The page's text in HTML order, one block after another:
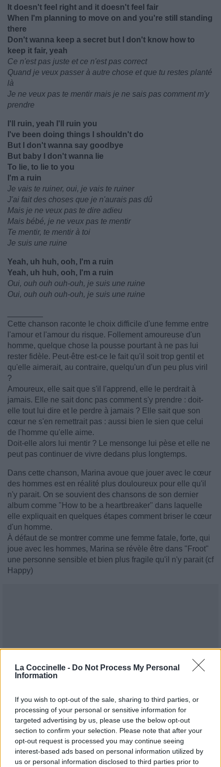
La Coccinelle - Do Not Process My Personal
Information
If you wish to opt-out of the sale, sharing to third parties, or
processing of your personal or sensitive information for
targeted advertising by us, please use the below opt-out
section to confirm your selection. Please note that after your
opt-out request is processed you may continue seeing
interest-based ads based on personal information utilized by
us or personal information disclosed to third parties prior to
It doesn't feel right and it doesn't feel fair
When I'm planning to move on and you're still standing
there
Don't wanna keep a secret but I don't know how to
keep it fair, yeah
Ce n'est pas juste et ce n'est pas correct
Quand je veux passer à autre chose et que tu restes planté
là
Je ne veux pas te mentir mais je ne sais pas comment m'y
prendre
I'll ruin, yeah I'll ruin you
I've been doing things I shouldn't do
But I don't wanna say goodbye
But baby I don't wanna lie
To lie, to lie to you
I'm a ruin
Je vais te ruiner, oui, je vais te ruiner
J'ai fait des choses que je n'aurais pas dû
Mais je ne veux pas te dire adieu
Mais bébé, je ne veux pas te mentir
Te mentir, te mentir à toi
Je suis une ruine
Yeah, uh huh, ooh, I'm a ruin
Yeah, uh huh, ooh, I'm a ruin
Oui, ouh ouh ouh-ouh, je suis une ruine
Oui, ouh ouh ouh-ouh, je suis une ruine
Cette chanson raconte le choix difficile d'une femme entre
l'amour et l'amour du risque. Follement amoureuse d'un
homme, quelque chose la pousse pourtant à ne pas lui
rester fidèle. Peut-être est-ce le fait qu'il soit trop gentil et
qu'elle aimerait, au contraire, quelqu'un d'un peu plus viril
?
Amoureux, elle sait que s'il l'apprend, elle le perdrait à
jamais. Elle ne sait donc pas comment s'y prendre : doit-
elle tout lui dire et le perdre à jamais ? Elle sait que son
cœur ne s'en remettrait pas : aussi bien le sien que celui
de l'homme qu'elle aime.
Doit-elle alors lui mentir ? Le mensonge lui pèse et elle ne
peut pas continuer de vivre dedans plus longtemps.
Dans cette chanson, Marina avoue que jouer avec le cœur
des hommes est en réalité plus douloureux pour elle qu'il
n'y parait. On se souvient des chansons de son dernier
album comme "How to be a heartbreaker" dans laquelle
elle expliquait en quelques étapes comment briser le cœur
d'un homme.
À défaut de se montrer comme une femme fatale, forte, qui
joue avec les hommes, Marina se révèle être dans "Froot"
une personne sensible et bien plus fragile qu'il n'y parait (cf
Happy)